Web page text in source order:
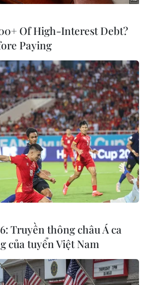
qua hồ sơ Đề án thành lập
Ninh trực thuộc Trung ương
"mốc" thành phố trực thuộc
hoạch chung đô thị Bắc Ninh đến
nhìn đến năm 2075
Of High-Interest Debt?
Paying
Truyền thông châu Á ca
của tuyển Việt Nam